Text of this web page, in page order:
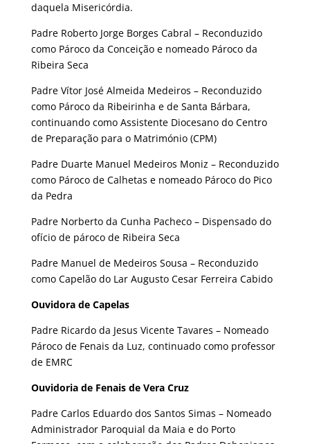
daquela Misericórdia.
Padre Roberto Jorge Borges Cabral – Reconduzido
como Pároco da Conceição e nomeado Pároco da
Ribeira Seca
Padre Vítor José Almeida Medeiros – Reconduzido
como Pároco da Ribeirinha e de Santa Bárbara,
continuando como Assistente Diocesano do Centro
de Preparação para o Matrimónio (CPM)
Padre Duarte Manuel Medeiros Moniz – Reconduzido
como Pároco de Calhetas e nomeado Pároco do Pico
da Pedra
Padre Norberto da Cunha Pacheco – Dispensado do
ofício de pároco de Ribeira Seca
Padre Manuel de Medeiros Sousa – Reconduzido
como Capelão do Lar Augusto Cesar Ferreira Cabido
Ouvidora de Capelas
Padre Ricardo da Jesus Vicente Tavares – Nomeado
Pároco de Fenais da Luz, continuado como professor
de EMRC
Ouvidoria de Fenais de Vera Cruz
Padre Carlos Eduardo dos Santos Simas – Nomeado
Administrador Paroquial da Maia e do Porto